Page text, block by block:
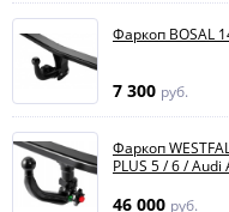
Фаркоп BOSAL
7 300 руб.
Фаркоп
PLUS 5 / 6 / Audi
46 000 руб.